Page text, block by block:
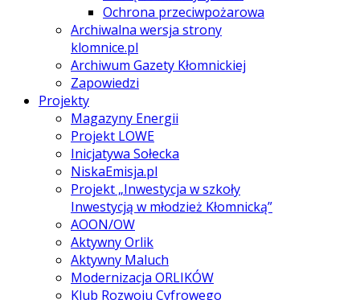
Ochrona przeciwpożarowa
Archiwalna wersja strony
klomnice.pl
Archiwum Gazety Kłomnickiej
Zapowiedzi
Projekty
Magazyny Energii
Projekt LOWE
Inicjatywa Sołecka
NiskaEmisja.pl
Projekt „Inwestycja w szkoły
Inwestycją w młodzież Kłomnicką”
AOON/OW
Aktywny Orlik
Aktywny Maluch
Modernizacja ORLIKÓW
Klub Rozwoju Cyfrowego